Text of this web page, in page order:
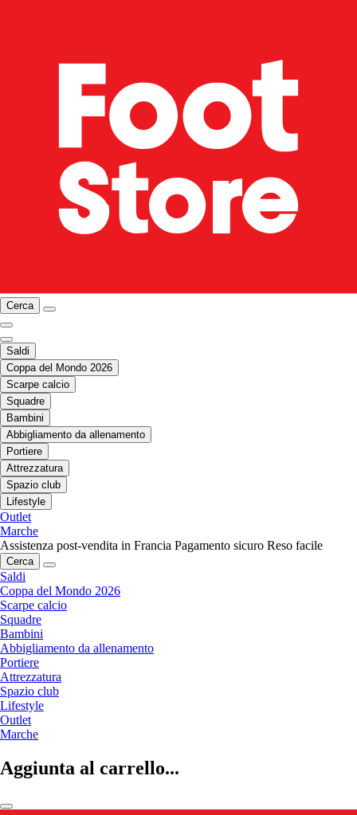
Cerca
Saldi
Coppa del Mondo 2026
Scarpe calcio
Squadre
Bambini
Abbigliamento da allenamento
Portiere
Attrezzatura
Spazio club
Lifestyle
Outlet
Marche
Assistenza post-vendita in Francia Pagamento sicuro Reso facile
Cerca
Saldi
Coppa del Mondo 2026
Scarpe calcio
Squadre
Bambini
Abbigliamento da allenamento
Portiere
Attrezzatura
Spazio club
Lifestyle
Outlet
Marche
Aggiunta al carrello...